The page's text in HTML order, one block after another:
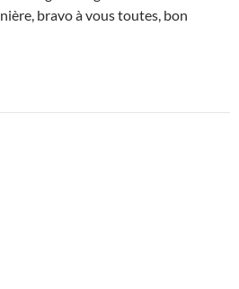
bravo à vous toutes, bon